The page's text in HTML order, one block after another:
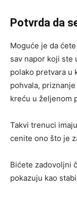
Potvrda da
Moguće je da
sav napor koji ste
polako pretvara u
pohvala,
kreću u željenom
Takvi trenuci
cenite ono što je
Bićete zadovoljni
pokazuju kao